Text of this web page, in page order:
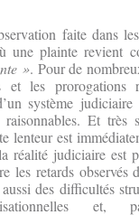
faite dans
une plainte revient
». Pour de
et les prorogations
système
Et très
lenteur est
réalité judiciaire est
les retards observés
des difficultés
et,